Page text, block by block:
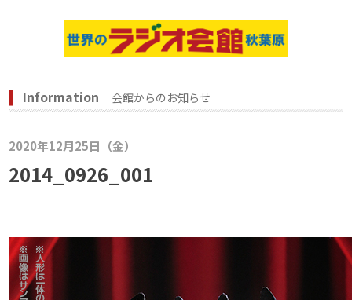
Information 会館からのお知らせ
2020年12月25日（金）
2014_0926_001